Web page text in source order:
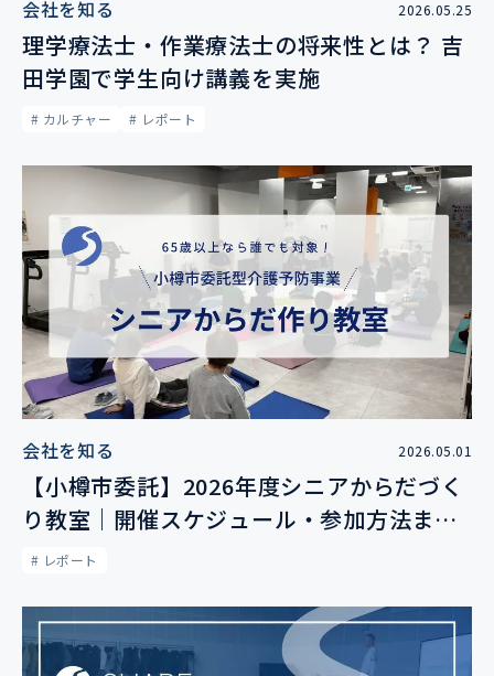
会社を知る 2026.05.25
理学療法士・作業療法士の将来性とは？ 吉
田学園で学生向け講義を実施
# カルチャー # レポート
会社を知る 2026.05.01
【小樽市委託】2026年度シニアからだづく
り教室｜開催スケジュール・参加方法まと
め（参加費：1回500円）
# レポート